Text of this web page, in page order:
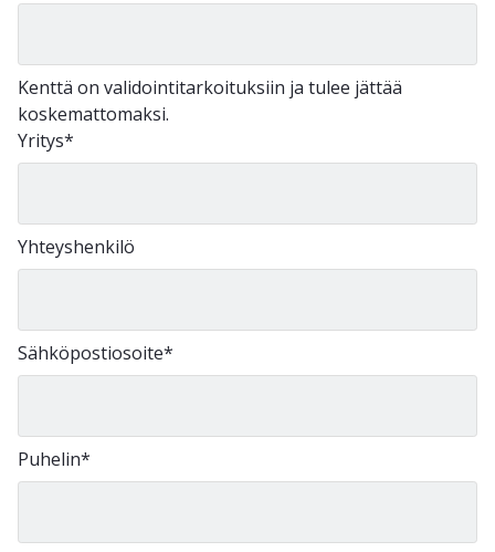
Kenttä on validointitarkoituksiin ja tulee jättää
koskemattomaksi.
Yritys*
Yhteyshenkilö
Sähköpostiosoite*
Puhelin*